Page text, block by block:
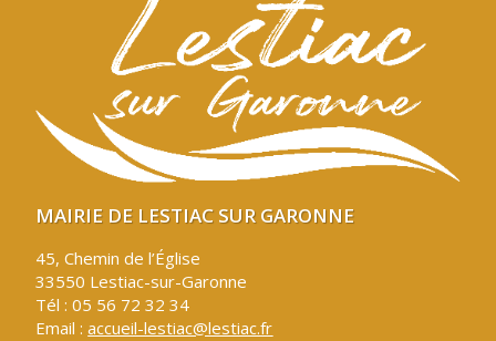
MAIRIE DE LESTIAC SUR GARONNE
45, Chemin de l’Église
33550 Lestiac-sur-Garonne
Tél : 05 56 72 32 34
Email :accueil-lestiac@lestiac.fr